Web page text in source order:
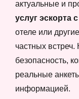
актуальные и
услуг эскорта
отеле или
частных
безопасность,
реальные
информацией.